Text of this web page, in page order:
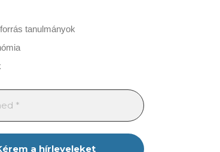
tanulmányok